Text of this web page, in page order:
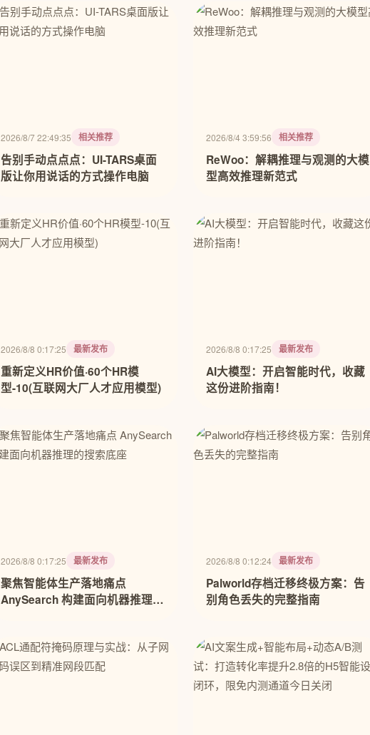
2026/8/7 22:49:35 相关推荐
告别手动点点点：UI-TARS桌面
版让你用说话的方式操作电脑
2026/8/4 3:59:56 相关推荐
ReWoo：解耦推理与观测的大模
型高效推理新范式
2026/8/8 0:17:25 最新发布
重新定义HR价值·60个HR模
型-10(互联网大厂人才应用模型)
2026/8/8 0:17:25 最新发布
AI大模型：开启智能时代，收藏
这份进阶指南！
2026/8/8 0:17:25 最新发布
聚焦智能体生产落地痛点
AnySearch 构建面向机器推理的
2026/8/8 0:12:24 最新发布
Palworld存档迁移终极方案：告
别角色丢失的完整指南